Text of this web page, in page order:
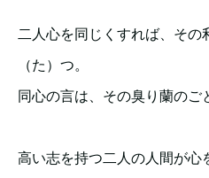
二人心を同じくすれば、そ
（た）つ。
同心の言は、その臭り蘭の
高い志を持つ二人の人間が心